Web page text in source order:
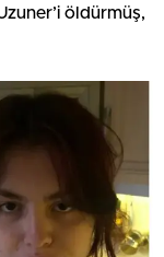
öldürmüş,